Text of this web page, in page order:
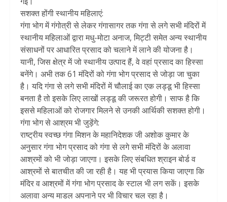
सशक्त होंगी स्थानीय महिलाएं:
गंगा भोग में गंगोत्री से लेकर गंगासागर तक गंगा से लगे सभी मंदिरों में
स्थानीय महिलाओं द्वारा मधु-मोटा अनाज, मिट्टी समेत अन्य स्थानीय
संसाधनों पर आधारित प्रसाद को चलाने में लाने की योजना है।
यानी, जिस क्षेत्र में जो स्थानीय उत्पाद हैं, वे वहां प्रसाद का हिस्सा
बनेंगे। अभी तक 61 मंदिरों को गंगा भोग प्रसाद से जोड़ा जा चुका
है। यदि गंगा से लगे सभी मंदिरों में चौलाई का एक लड्डू भी हिस्सा
बनता है तो इसके लिए लाखों लड्डू की जरूरत होगी। साफ है कि
इससे महिलाओं को रोजगार मिलने से उनकी आर्थिकी सशक्त होगी।
गंगा भोग से आश्रम भी जुड़ेंगे:
राष्ट्रीय स्वच्छ गंगा मिशन के महानिदेशक जी अशोक कुमार के
अनुसार गंगा भोग प्रसाद को गंगा से लगे सभी मंदिरों के अलावा
आश्रमों को भी जोड़ा जाएगा। इसके लिए संबधित श्राइन बोर्ड व
आश्रमों से बातचीत की जा रही है। यह भी प्रयास किया जाएगा कि
मंदिर व आश्रमों में गंगा भोग प्रसाद के स्टाल भी लग सकें। इसके
अलावा अन्य माडल अपनाने पर भी विचार चल रहा है।